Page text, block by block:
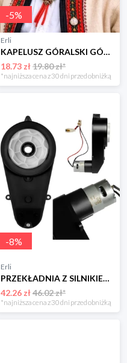
-5%
Erli
KAPELUSZ GÓRALSKI GÓRAL CZARNY FILCOWY GÓRALA Z PIÓRKIEM PIÓREM KARNAWAŁ
18.73 zł19.80 zł*
*najniższa cena z 30 dni przed obniżką
-8%
Erli
PRZEKŁADNIA Z SILNIKIEM 12V/20000rpm/45W Silnik Napęd do auta na akumulator
42.26 zł46.02 zł*
*najniższa cena z 30 dni przed obniżką